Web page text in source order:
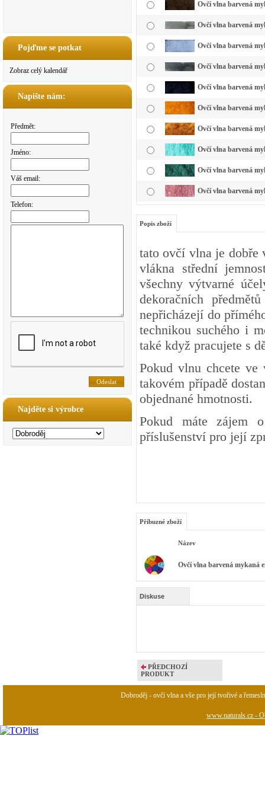
Pojďme se potkat
Zobraz celý kalendář
Napište nám:
Předmět:
Jméno:
Váš email:
Telefon:
Najděte si výrobce
Ovčí vlna barvená
Ovčí vlna barvená
Ovčí vlna barvená
Ovčí vlna barvená
Ovčí vlna barvená
Ovčí vlna barvená
Ovčí vlna barvená
Ovčí vlna barvená
Ovčí vlna barvená
Ovčí vlna barvená
Popis zboží
tato ovčí vlna je dobře
vlákna střední
všechny výtvarné
dekoračních
nepřicházejí do
technikou suchého i
také když pracujete s
Pokud vlnu chcete
takovém případě
objednané hmotnosti.
Pokud máte zájem
příslušenství pro její
Příbuzné zboží
Název
Ovčí vlna barvená mykaná
Diskuse
PŘEDCHOZÍ
PRODUKT
Dobroděj - ovčí vlna a vše pro její tvořivé a
www.naturals.cz -